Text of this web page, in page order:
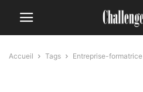
Accueil Tags Entreprise-formatrice